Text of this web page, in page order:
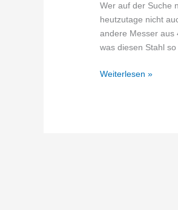
Wer auf der Suche
heutzutage nicht
andere Messer aus
was diesen Stahl
Was
Weiterlesen »